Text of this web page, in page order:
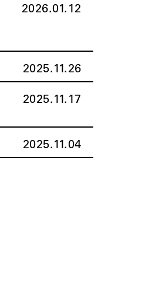
2026.01.12
2025.11.26
2025.11.17
2025.11.04